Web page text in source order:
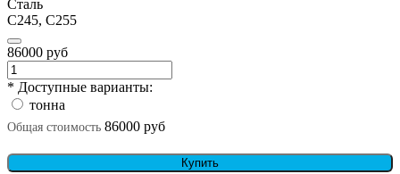
Сталь
С245, С255
86000 руб
* Доступные варианты:
тонна
Общая стоимость 86000 руб
Купить